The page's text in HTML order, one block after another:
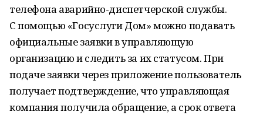
телефона аварийно-диспетчерской службы.
С помощью «Госуслуги Дом» можно подавать
официальные заявки в управляющую
организацию и следить за их статусом. При
подаче заявки через приложение пользователь
получает подтверждение, что управляющая
компания получила обращение, а срок ответа